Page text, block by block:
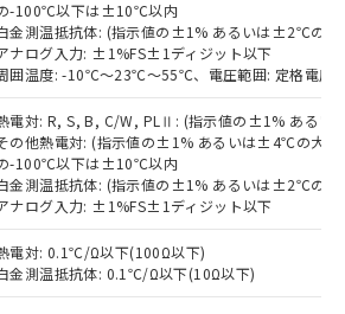
-100℃以下は±10℃以内
金測温抵抗体: (指示値の±1% あるいは±2℃の大
ナログ入力: ±1%FS±1ディジット以下
囲温度: -10℃～23℃～55℃、電圧範囲: 定格電圧
電対: R, S, B, C/W, PLⅡ: (指示値の±1% ある
の他熱電対: (指示値の±1% あるいは±4℃の大き
-100℃以下は±10℃以内
金測温抵抗体: (指示値の±1% あるいは±2℃の大
ナログ入力: ±1%FS±1ディジット以下
電対: 0.1℃/Ω以下(100Ω以下)
金測温抵抗体: 0.1℃/Ω以下(10Ω以下)
ーツ機能（部品リスト作成サー
をご利用いただくには、I-Web
ーズにご登録されている必要が
す。
当ウェブサイト上で当社にご
れた部品リストについて、当社
当社の共同利用者が、当社の製
ービスに関するお客様との取
談に必要な範囲で利用すること
承ください。
共同利用者とは、"個人情報
利用に関して"
の「1.共同利
ことがあります。
明書ダウンロード
証明書をダウンロードするこ
。
（10物質）の非含有証明書
有証明書（当社基準）
発行日時点で非含有を証明す
えいし、環境に深刻な影響を
数を意味します。
認です。当社販売部門へお問
さい。
および販売に係わる関係者が違
出するおそれがある場合は、取
をいたしません。
る キャンセル
注生産機種、また在庫状況の
報を公開していない機種